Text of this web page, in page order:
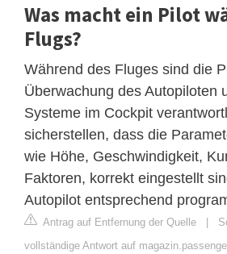
Was macht ein Pilot
Flugs?
Während des Fluges sind die
Überwachung des Autopiloten
Systeme im Cockpit
sicherstellen, dass die
wie Höhe, Geschwindigkeit,
Faktoren, korrekt eingestellt
Autopilot entsprechend
Antrag auf Entfernung der Quelle |
vollständige Antwort auf